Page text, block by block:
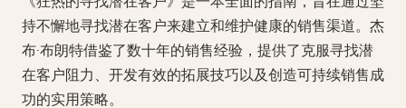
持不懈地寻找潜在客户来建立和维护健康的销售渠道。杰
布·布朗特借鉴了数十年的销售经验，提供了克服寻找潜
在客户阻力、开发有效的拓展技巧以及创造可持续销售成
功的实用策略。